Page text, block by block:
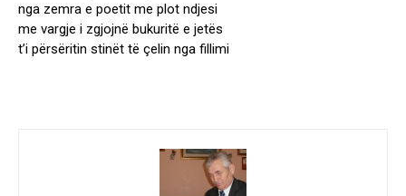
nga zemra e poetit me plot ndjesi
me vargje i zgjojnë bukuritë e jetës
t’i përsëritin stinët të çelin nga fillimi